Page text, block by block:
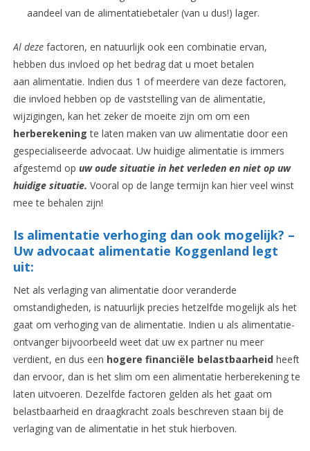
aandeel van de alimentatiebetaler (van u dus!) lager.
Al deze factoren, en natuurlijk ook een combinatie ervan,
hebben dus invloed op het bedrag dat u moet betalen
aan alimentatie. Indien dus 1 of meerdere van deze factoren,
die invloed hebben op de vaststelling van de alimentatie,
wijzigingen, kan het zeker de moeite zijn om om een
herberekening te laten maken van uw alimentatie door een
gespecialiseerde advocaat. Uw huidige alimentatie is immers
afgestemd op uw oude situatie in het verleden en niet op uw
huidige situatie. Vooral op de lange termijn kan hier veel winst
mee te behalen zijn!
Is alimentatie verhoging dan ook mogelijk? –
Uw advocaat alimentatie Koggenland legt
uit:
Net als verlaging van alimentatie door veranderde
omstandigheden, is natuurlijk precies hetzelfde mogelijk als het
gaat om verhoging van de alimentatie. Indien u als alimentatie-
ontvanger bijvoorbeeld weet dat uw ex partner nu meer
verdient, en dus een hogere financiële belastbaarheidheeft
dan ervoor, dan is het slim om een alimentatie herberekening te
laten uitvoeren. Dezelfde factoren gelden als het gaat om
belastbaarheid en draagkracht zoals beschreven staan bij de
verlaging van de alimentatie in het stuk hierboven.